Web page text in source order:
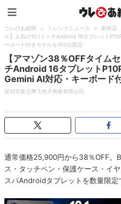
ウレぴあ総研 > トレンドニュース > 新商品
ル】人気の10.1インチAndroid 16タブレット
ーボード付きモデルを150台限定
【アマゾン38％OFFタイム
チAndroid 16タブレット
Gemini AI対応・キーボード
深圳市新义腾飞电子商务有限公司
通常価格25,900円から38％OFF。
ス・タッチペン・保護ケース・イ
スパAndroidタブレットを数量限定